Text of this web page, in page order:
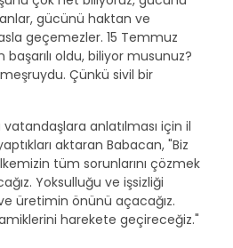
gücünü haktan ve
geçemezler. 15 Temmuz
oldu, biliyor musunuz?
Çünkü sivil bir
vatandaşlara anlatılması için il
aktaran Babacan, "Biz
tüm sorunlarını çözmek
Yoksulluğu ve işsizliği
üretimin önünü açacağız.
harekete geçireceğiz."